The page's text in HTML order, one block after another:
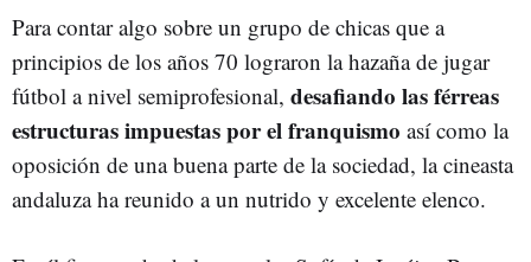
Para contar algo sobre un grupo de chicas que a
principios de los años 70 lograron la hazaña de jugar
fútbol a nivel semiprofesional, desafiando las férreas
estructuras impuestas por el franquismo así como la
oposición de una buena parte de la sociedad, la cineasta
andaluza ha reunido a un nutrido y excelente elenco.